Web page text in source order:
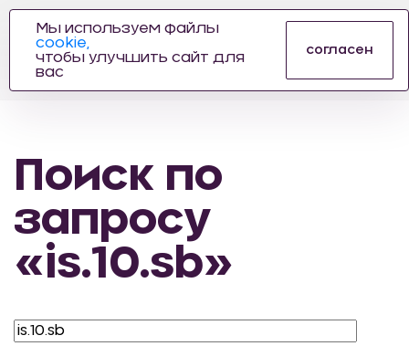
АВТОЗАПЧАСТЕЙ
Поиск по
запросу
«is.10.sb»
Мы используем файлы
cookie,
чтобы улучшить сайт для
вас
согласен